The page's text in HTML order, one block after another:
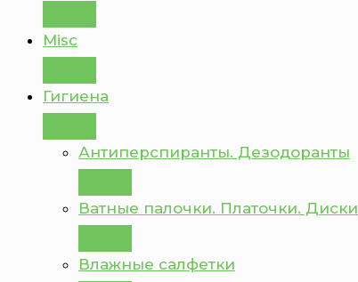
Misc
Гигиена
Антиперспиранты. Дезодоранты
Ватные палочки. Платочки. Диски
Влажные салфетки